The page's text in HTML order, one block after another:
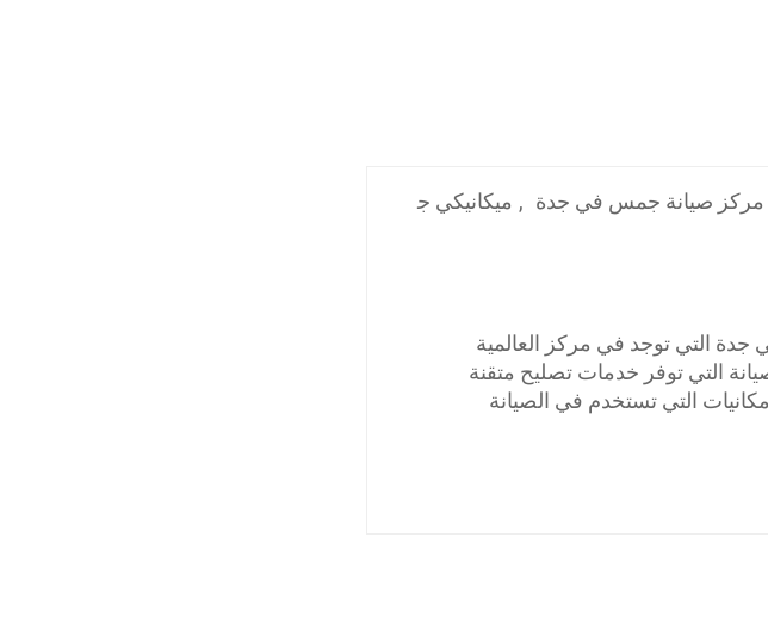
مركز صيانة جمس في جدة , ميكانيكي ج
التي توجد في مركز العالمية
التي توفر خدمات تصليح متقنة
التي تستخدم في الصيانة